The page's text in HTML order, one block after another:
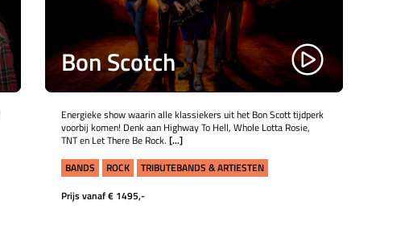
Bon Scotch
Energieke show waarin alle klassiekers uit het Bon Scott tijdperk
voorbij komen! Denk aan Highway To Hell, Whole Lotta Rosie,
TNT en Let There Be Rock. [...]
BANDS
ROCK
TRIBUTEBANDS & ARTIESTEN
Prijs vanaf € 1495,-